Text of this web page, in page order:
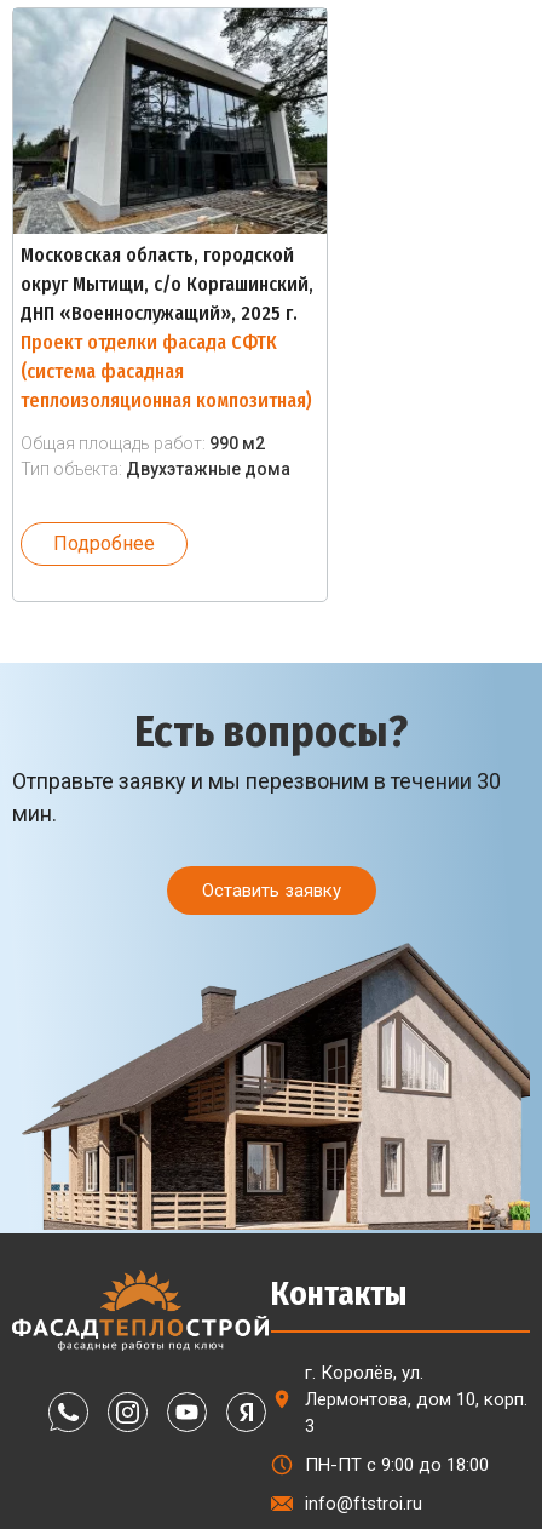
Московская область, городской
округ Мытищи, с/о Коргашинский,
ДНП «Военнослужащий», 2025 г.
Проект отделки фасада СФТК
(система фасадная
теплоизоляционная композитная)
Общая площадь работ: 990 м2
Тип объекта: Двухэтажные дома
Подробнее
Есть вопросы?
Отправьте заявку и мы перезвоним в течении 30
мин.
Оставить заявку
Контакты
г. Королёв, ул.
Лермонтова, дом 10, корп.
3
ПН-ПТ с 9:00 до 18:00
info@ftstroi.ru